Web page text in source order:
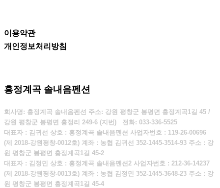
이용약관
개인정보처리방침
흥정계곡 솔내음펜션
회사명: 흥정계곡 솔내음펜션 주소: 강원 평창군 봉평면 흥정계곡1길 45 /
강원 평창군 봉평면 흥정리 249-6 (지번) 전화: 033-336-5525
대표자 : 김귀선 상호 : 흥정계곡 솔내음펜션 사업자번호 : 119-26-00696
(제 2018-강원평창-0012호) 계좌 : 농협 김귀선 352-1445-3514-93 주소 : 강
원 평창군 봉평면 흥정계곡1길 45-2
대표자 : 김정민 상호 : 흥정계곡 솔내음펜션2 사업자번호 : 212-36-14237
(제 2018-강원평창-0013호) 계좌 : 농협 김정민 352-1445-3648-23 주소 : 강
원 평창군 봉평면 흥정계곡1길 45-4